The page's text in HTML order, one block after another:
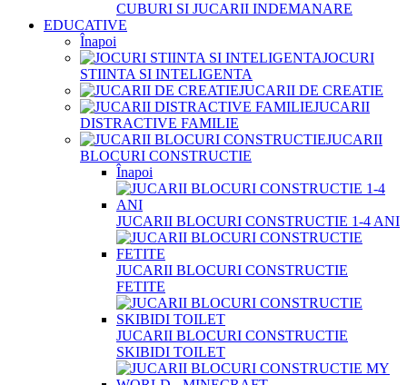
CUBURI SI JUCARII INDEMANARE
EDUCATIVE
Înapoi
JOCURI
STIINTA SI INTELIGENTA
JUCARII DE CREATIE
JUCARII
DISTRACTIVE FAMILIE
JUCARII
BLOCURI CONSTRUCTIE
Înapoi
JUCARII BLOCURI CONSTRUCTIE 1-4 ANI
JUCARII BLOCURI CONSTRUCTIE
FETITE
JUCARII BLOCURI CONSTRUCTIE
SKIBIDI TOILET